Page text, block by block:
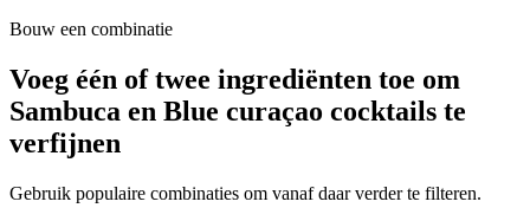
Bouw een combinatie
Voeg één of twee ingrediënten toe om
Sambuca en Blue curaçao cocktails te
verfijnen
Gebruik populaire combinaties om vanaf daar verder te filteren.